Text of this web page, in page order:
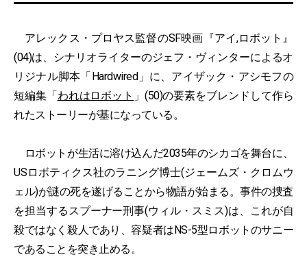
アレックス・プロヤス監督のSF映画『アイ,ロボット』
(04)は、シナリオライターのジェフ・ヴィンターによるオ
リジナル脚本「Hardwired」に、アイザック・アシモフの
短編集「われはロボット 」(50)の要素をブレンドして作ら
れたストーリーが基になっている。
ロボットが生活に溶け込んだ2035年のシカゴを舞台に、
USロボティクス社のラニング博士(ジェームズ・クロムウ
ェル)が謎の死を遂げることから物語が始まる。事件の捜査
を担当するスプーナー刑事(ウィル・スミス)は、これが自
殺ではなく殺人であり、容疑者はNS-5型ロボットのサニー
であることを突き止める。